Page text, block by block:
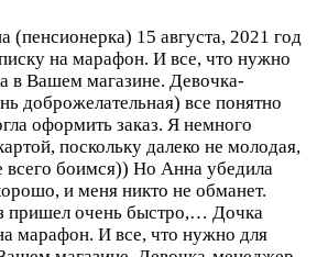
(пенсионерка) 15 августа, 2021 год
на марафон. И все, что нужно
в Вашем магазине. Девочка-
доброжелательная) все понятно
оформить заказ. Я немного
поскольку далеко не молодая,
всего боимся)) Но Анна убедила
и меня никто не обманет.
пришел очень быстро,… Дочка
марафон. И все, что нужно для